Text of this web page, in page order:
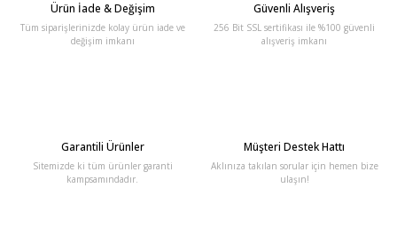
Ürün İade & Değişim
Tüm siparişlerinizde kolay ürün iade ve
değişim imkanı
Güvenli Alışveriş
256 Bit SSL sertifikası ile %100 güvenli
alışveriş imkanı
Garantili Ürünler
Sitemizde ki tüm ürünler garanti
kampsamındadır.
Müşteri Destek Hattı
Aklınıza takılan sorular için hemen bize
ulaşın!